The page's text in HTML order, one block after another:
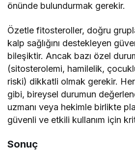
önünde bulundurmak gerekir.
Özetle fitosteroller, doğru
kalp sağlığını destekleyen
bileşiktir. Ancak bazı özel
(sitosterolemi, hamilelik,
riski) dikkatli olmak gerekir.
gibi, bireysel durumun
uzmanı veya hekimle birlikte
güvenli ve etkili kullanım için
Sonuç